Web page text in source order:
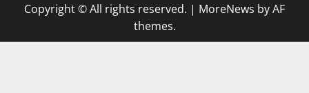
Copyright © All rights reserved. | MoreNews by AF
themes.